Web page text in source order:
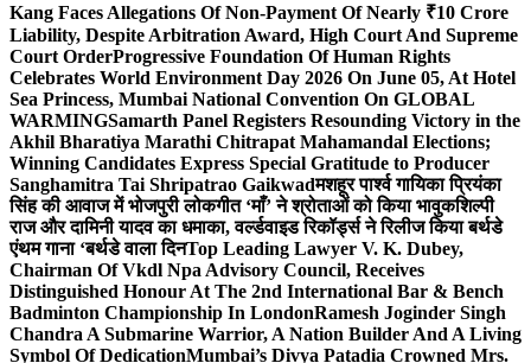
Kang Faces Allegations Of Non-Payment Of Nearly ₹10 Crore
Liability, Despite Arbitration Award, High Court And Supreme
Court OrderProgressive Foundation Of Human Rights
Celebrates World Environment Day 2026 On June 05, At Hotel
Sea Princess, Mumbai National Convention On GLOBAL
WARMINGSamarth Panel Registers Resounding Victory in the
Akhil Bharatiya Marathi Chitrapat Mahamandal Elections;
Winning Candidates Express Special Gratitude to Producer
Sanghamitra Tai Shripatrao Gaikwadमशहूर पार्श्व गायिका प्रियंका
सिंह की आवाज में भोजपुरी लोकगीत ‘माँ’ ने श्रोताओं को किया भावुकशिल्पी
राज और दामिनी यादव का धमाका, वर्ल्डवाइड रिकॉर्ड्स ने रिलीज किया बर्थडे
एंथम गाना ‘बर्थडे वाला दिनTop Leading Lawyer V. K. Dubey,
Chairman Of Vkdl Npa Advisory Council, Receives
Distinguished Honour At The 2nd International Bar & Bench
Badminton Championship In LondonRamesh Joginder Singh
Chandra A Submarine Warrior, A Nation Builder And A Living
Symbol Of DedicationMumbai’s Divya Patadia Crowned Mrs.